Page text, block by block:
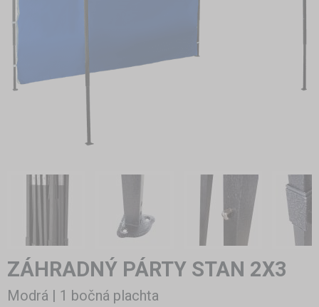
ZÁHRADNÝ PÁRTY STAN 2X3
Modrá | 1 bočná plachta